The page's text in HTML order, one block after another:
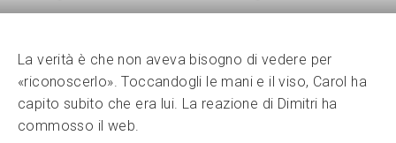
La verità è che non aveva bisogno di vedere per
«riconoscerlo». Toccandogli le mani e il viso, Carol ha
capito subito che era lui. La reazione di Dimitri ha
commosso il web.